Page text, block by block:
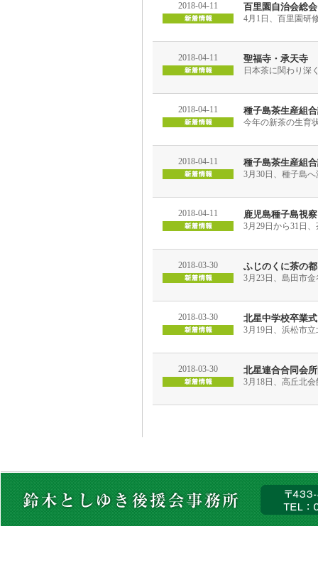
2018-04-11 百里園自治会総会
4月1日、百里園研
2018-04-11 聖福寺・承天寺
日本茶に関わり深
2018-04-11 種子島茶生産組
今年の新茶の生育
2018-04-11 種子島茶生産組
3月30日、種子島
2018-04-11 鹿児島種子島視察
3月29日から31日
2018-03-30 ふじのくに茶の
3月23日、島田市
2018-03-30 北星中学校卒業式
3月19日、浜松市
2018-03-30 北星連合合同会
3月18日、高丘北